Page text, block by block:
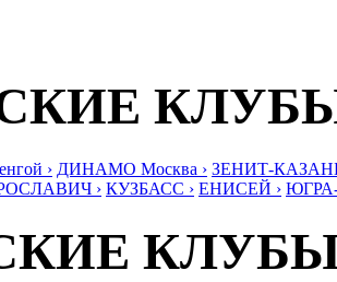
› ДИНАМО Москва › ЗЕНИТ-
› КУЗБАСС › ЕНИСЕЙ ›